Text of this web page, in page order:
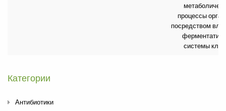
процессы
посредством
системы
Категории
Антибиотики